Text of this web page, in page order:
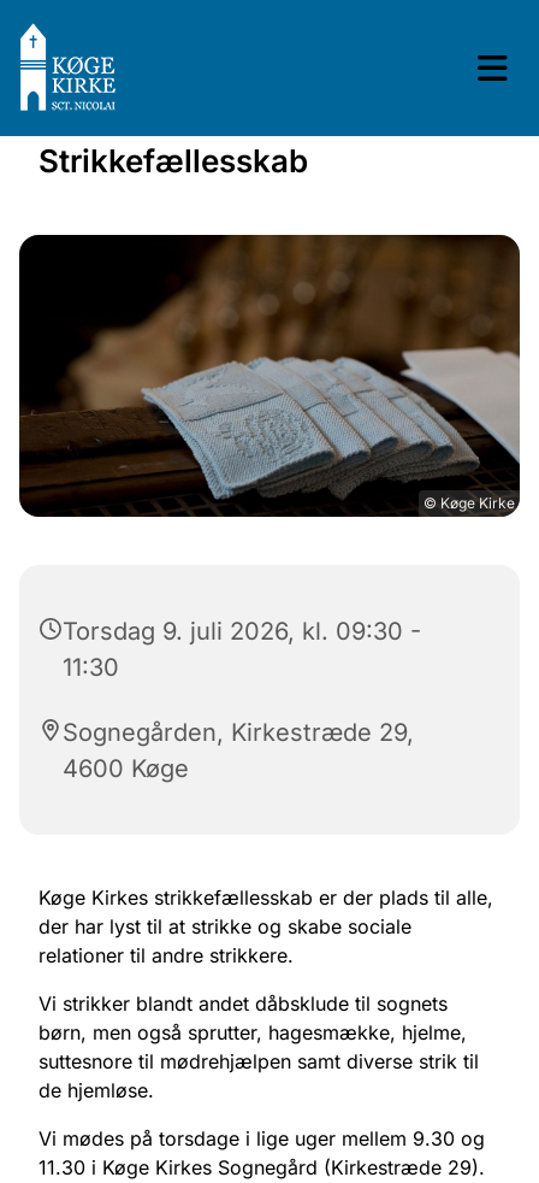
Strikkefællesskab
© Køge Kirke
Torsdag 9. juli 2026, kl. 09:30 -
11:30
Sognegården, Kirkestræde 29,
4600 Køge
Køge Kirkes strikkefællesskab er der plads til alle,
der har lyst til at strikke og skabe sociale
relationer til andre strikkere.
Vi strikker blandt andet dåbsklude til sognets
børn, men også sprutter, hagesmække, hjelme,
suttesnore til mødrehjælpen samt diverse strik til
de hjemløse.
Vi mødes på torsdage i lige uger mellem 9.30 og
11.30 i Køge Kirkes Sognegård (Kirkestræde 29).